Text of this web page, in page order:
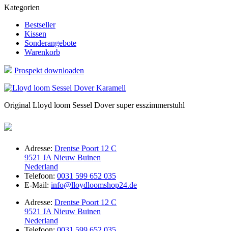
Kategorien
Bestseller
Kissen
Sonderangebote
Warenkorb
Prospekt downloaden
Original Lloyd loom Sessel Dover super esszimmerstuhl
Adresse: Drentse Poort 12 C
9521 JA Nieuw Buinen
Nederland
Telefoon: 0031 599 652 035
E-Mail: info@lloydloomshop24.de
Adresse: Drentse Poort 12 C
9521 JA Nieuw Buinen
Nederland